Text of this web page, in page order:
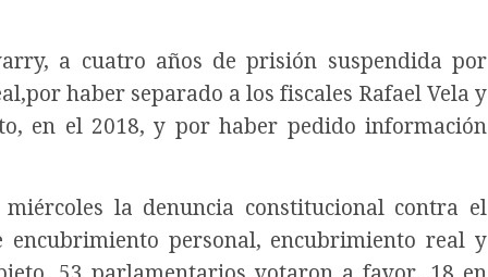
a cuatro años de prisión suspendida por
haber separado a los fiscales Rafael Vela y
en el 2018, y por haber pedido información
la denuncia constitucional contra el
personal, encubrimiento real y